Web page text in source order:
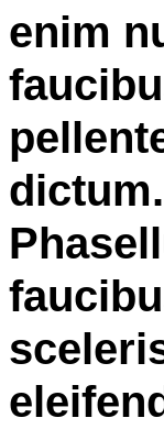
enim
dictum.